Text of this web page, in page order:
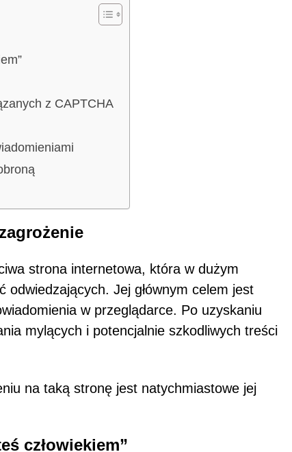
z CAPTCHA
strona internetowa, która w dużym
Jej głównym celem jest
w przeglądarce. Po uzyskaniu
mylących i potencjalnie szkodliwych treści
na taką stronę jest natychmiastowe jej
człowiekiem”